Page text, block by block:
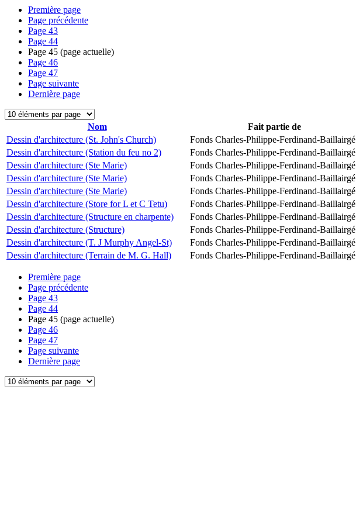
Première page
Page précédente
Page 43
Page 44
Page 45 (page actuelle)
Page 46
Page 47
Page suivante
Dernière page
Nom Fait partie de
Dessin d'architecture (St. John's Church)
Fonds Charles-Philippe-Ferdinand-Baillairgé
Dessin d'architecture (Station du feu no 2)
Fonds Charles-Philippe-Ferdinand-Baillairgé
Dessin d'architecture (Ste Marie)
Fonds Charles-Philippe-Ferdinand-Baillairgé
Dessin d'architecture (Ste Marie)
Fonds Charles-Philippe-Ferdinand-Baillairgé
Dessin d'architecture (Ste Marie)
Fonds Charles-Philippe-Ferdinand-Baillairgé
Dessin d'architecture (Store for L et C Tetu)
Fonds Charles-Philippe-Ferdinand-Baillairgé
Dessin d'architecture (Structure en charpente)
Fonds Charles-Philippe-Ferdinand-Baillairgé
Dessin d'architecture (Structure)
Fonds Charles-Philippe-Ferdinand-Baillairgé
Dessin d'architecture (T. J Murphy Angel-St)
Fonds Charles-Philippe-Ferdinand-Baillairgé
Dessin d'architecture (Terrain de M. G. Hall)
Fonds Charles-Philippe-Ferdinand-Baillairgé
Première page
Page précédente
Page 43
Page 44
Page 45 (page actuelle)
Page 46
Page 47
Page suivante
Dernière page